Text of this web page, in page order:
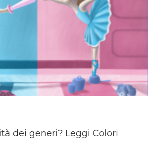
dei generi? Leggi Colori